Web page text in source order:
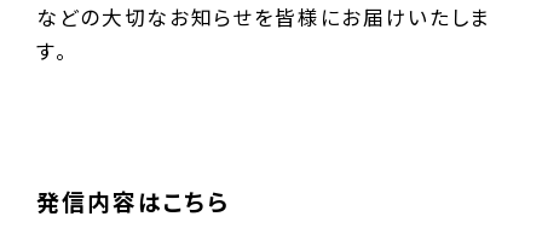
などの大切なお知らせを皆様にお届けいたしま
す。
発信内容はこちら